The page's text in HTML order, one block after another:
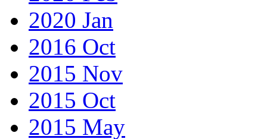
2020 Jan
2016 Oct
2015 Nov
2015 Oct
2015 May